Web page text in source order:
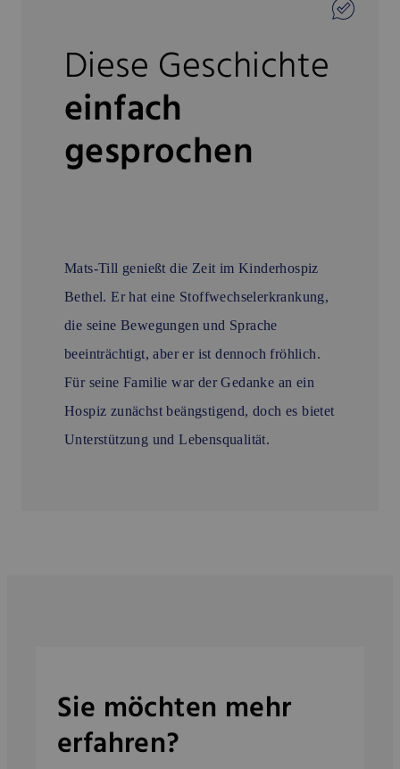
Diese Geschichte
einfach
gesprochen
Mats-Till genießt die Zeit im Kinderhospiz
Bethel. Er hat eine Stoffwechselerkrankung,
die seine Bewegungen und Sprache
beeinträchtigt, aber er ist dennoch fröhlich.
Für seine Familie war der Gedanke an ein
Hospiz zunächst beängstigend, doch es bietet
Unterstützung und Lebensqualität.
Sie möchten mehr
erfahren?